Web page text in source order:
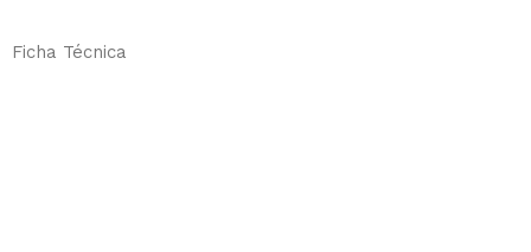
Ficha Técnica